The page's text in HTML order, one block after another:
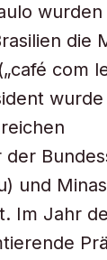
die
com
und
Im Jahr